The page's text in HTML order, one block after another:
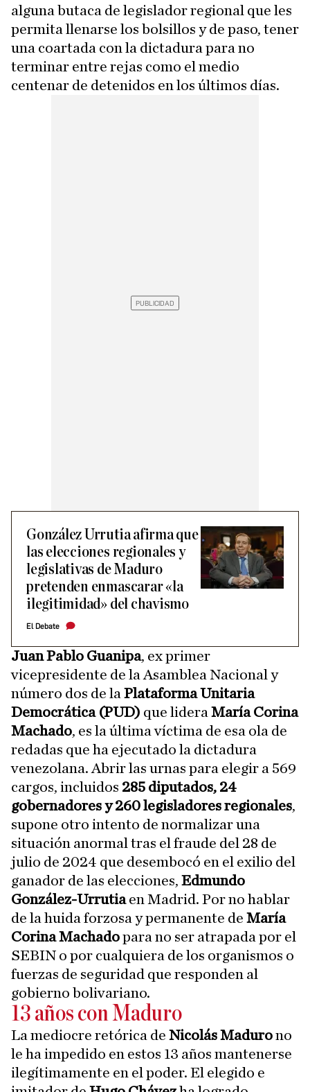
alguna butaca de legislador regional que les
permita llenarse los bolsillos y de paso, tener
una coartada con la dictadura para no
terminar entre rejas como el medio
centenar de detenidos en los últimos días.
González Urrutia afirma que
las elecciones regionales y
legislativas de Maduro
pretenden enmascarar «la
ilegitimidad» del chavismo
El Debate
Juan Pablo Guanipa, ex primer
vicepresidente de la Asamblea Nacional y
número dos de la Plataforma Unitaria
Democrática (PUD) que lidera María Corina
Machado, es la última víctima de esa ola de
redadas que ha ejecutado la dictadura
venezolana. Abrir las urnas para elegir a 569
cargos, incluidos 285 diputados, 24
gobernadores y 260 legisladores regionales,
supone otro intento de normalizar una
situación anormal tras el fraude del 28 de
julio de 2024 que desembocó en el exilio del
ganador de las elecciones, Edmundo
González-Urrutiaen Madrid. Por no hablar
de la huida forzosa y permanente de María
Corina Machadopara no ser atrapada por el
SEBIN o por cualquiera de los organismos o
fuerzas de seguridad que responden al
gobierno bolivariano.
13 años con Maduro
La mediocre retórica de Nicolás Madurono
le ha impedido en estos 13 años mantenerse
ilegítimamente en el poder. El elegido e